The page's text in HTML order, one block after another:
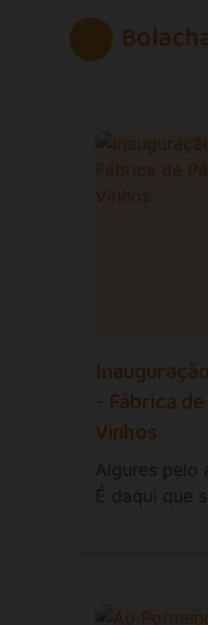
- Fábrica
Vinhos
Algures pelo
É daqui que